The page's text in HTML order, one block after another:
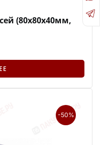
(80x80х40мм,
-50%